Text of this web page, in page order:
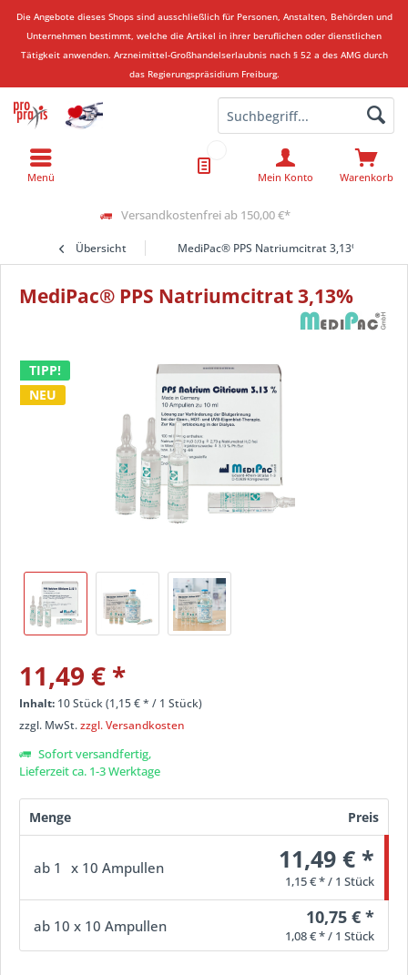
Die Angebote dieses Shops sind ausschließlich für Personen, Anstalten, Behörden und
Unternehmen bestimmt, welche die Artikel in ihrer beruflichen oder dienstlichen
Tätigkeit anwenden. Arzneimittel-Großhandelserlaubnis nach § 52 a des AMG durch
das Regierungspräsidium Freiburg.
Versandkostenfrei ab 150,00 €*
Warenkorb
Mein Konto
Menü
Übersicht MediPac® PPS Natriumcitrat 3,13%
MediPac® PPS Natriumcitrat 3,13%
TIPP!
NEU
11,49 € *
Inhalt: 10 Stück (1,15 €* / 1 Stück)
zzgl. MwSt.zzgl. Versandkosten
Sofort versandfertig,
Lieferzeit ca. 1-3 Werktage
Menge Preis
ab 1 x 10 Ampullen 11,49 € *
1,15 € * / 1 Stück
ab 10 x 10 Ampullen 10,75 € *
1,08 € * / 1 Stück